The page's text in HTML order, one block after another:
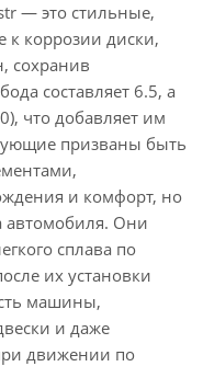
— это стильные,
к коррозии диски,
сохранив
составляет 6.5, а
что добавляет им
призваны быть
и комфорт, но
автомобиля. Они
сплава по
их установки
машины,
и даже
движении по